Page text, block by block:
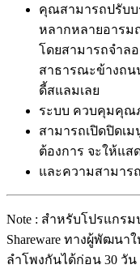
คุณสามารถปรับบ
หลากหลายอารม
โดยสามารถจำล
สาธารณะข้างถน
ดี้สแลมเลย
ระบบ ควบคุมคุณภ
สามารถเปิดปิดเ
ต้องการ จะให้แส
และความสามาร
Note : สำหรับโปรแกร
Shareware ทางผู้พัฒน
ลำโพงกันได้ก่อน 30 วั